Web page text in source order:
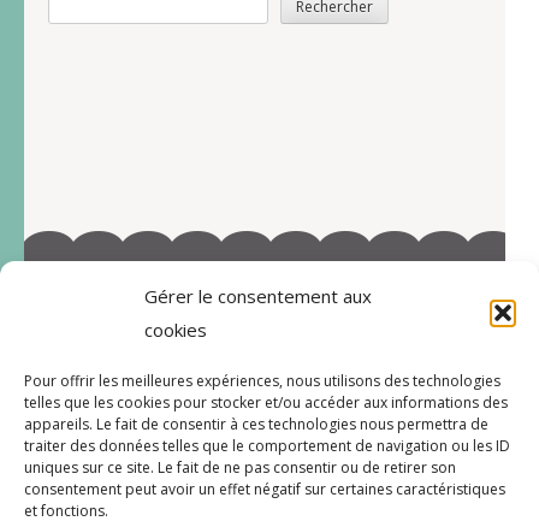
Gérer le consentement aux
cookies
Pour offrir les meilleures expériences, nous utilisons des technologies
telles que les cookies pour stocker et/ou accéder aux informations des
appareils. Le fait de consentir à ces technologies nous permettra de
traiter des données telles que le comportement de navigation ou les ID
uniques sur ce site. Le fait de ne pas consentir ou de retirer son
consentement peut avoir un effet négatif sur certaines caractéristiques
et fonctions.
Rechercher
©2022-Tous droits réservés à Marie-Blandine Sallé
112719597996038/
CGV